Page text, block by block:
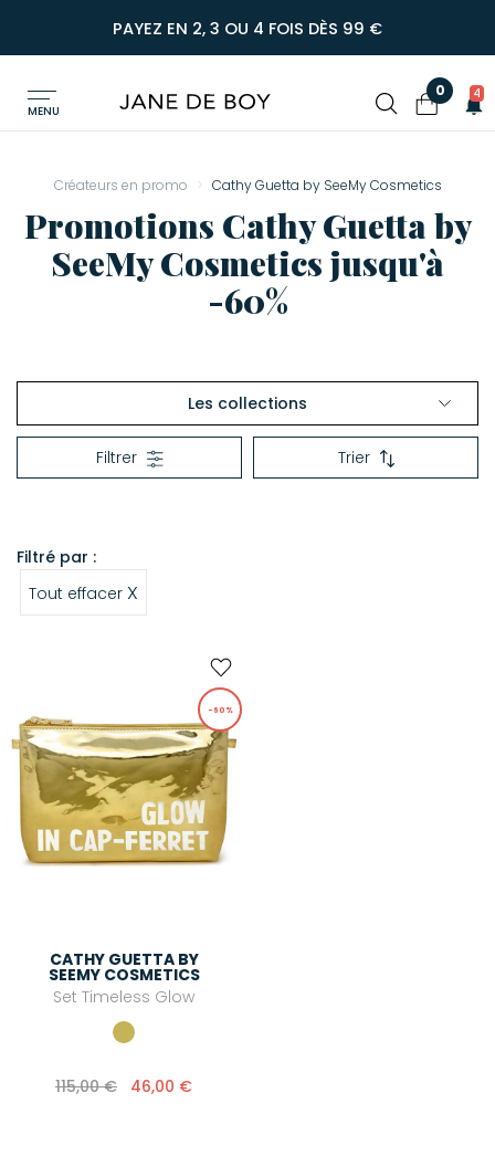
PAYEZ EN 2, 3 OU 4 FOIS DÈS 99 €
MENU
0 4
Créateurs en promo Cathy Guetta by SeeMy Cosmetics
Promotions Cathy Guetta by
SeeMy Cosmetics jusqu'à
-60%
Les collections
Voir tout Cathy Guetta by SeeMy Cosmetics
Filtrer
Trier
Filtré par :
Tout effacer X
-60%
CATHY GUETTA BY
SEEMY COSMETICS
Set Timeless Glow
115,00 € 46,00 €